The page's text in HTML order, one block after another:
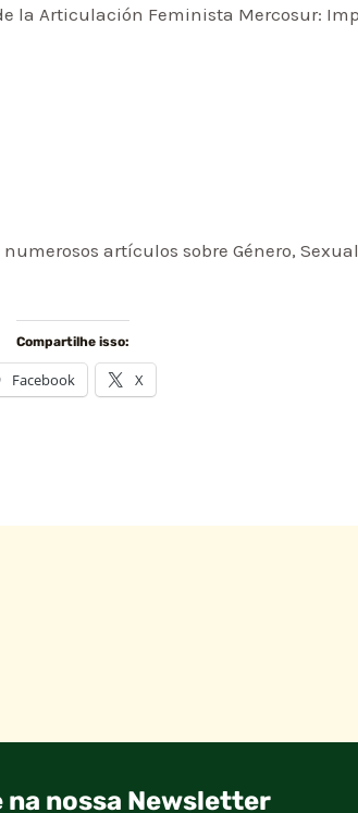
la Articulación Feminista Mercosur:
artículos sobre Género,
Compartilhe isso:
Facebook X
na nossa Newsletter